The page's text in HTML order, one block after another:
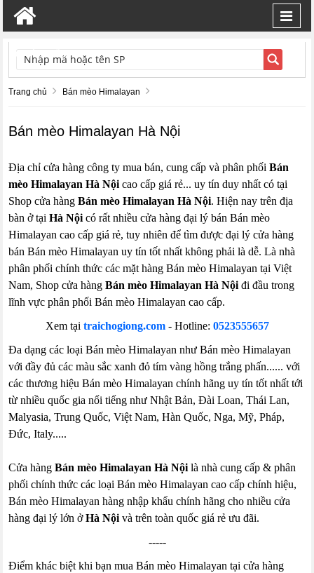
TÌM KIẾM
Trang chủ Bán mèo Himalayan
Bán mèo Himalayan Hà Nội
Địa chỉ cửa hàng công ty mua bán, cung cấp và phân phốiBán
mèo Himalayan Hà Nội cao cấp giá rẻ... uy tín duy nhất có tại
Shop cửa hàngBán mèo Himalayan Hà Nội. Hiện nay trên địa
bàn ở tạiHà Nội có rất nhiều cửa hàng đại lý bán Bán mèo
Himalayan cao cấp giá rẻ, tuy nhiên để tìm được đại lý cửa hàng
bán Bán mèo Himalayan uy tín tốt nhất không phải là dễ. Là nhà
phân phối chính thức các mặt hàng Bán mèo Himalayan tại Việt
Nam, Shop cửa hàngBán mèo Himalayan Hà Nội đi đầu trong
lĩnh vực phân phối Bán mèo Himalayan cao cấp.
Xem tại traichogiong.com- Hotline: 0523555657
Đa dạng các loại Bán mèo Himalayan như Bán mèo Himalayan
với đầy đủ các màu sắc xanh đỏ tím vàng hồng trắng phấn...... với
các thương hiệu Bán mèo Himalayan chính hãng uy tín tốt nhất tới
từ nhiều quốc gia nổi tiếng như Nhật Bản, Đài Loan, Thái Lan,
Malyasia, Trung Quốc, Việt Nam, Hàn Quốc, Nga, Mỹ, Pháp,
Đức, Italy.....
Cửa hàngBán mèo Himalayan Hà Nội là nhà cung cấp & phân
phối chính thức các loại Bán mèo Himalayan cao cấp chính hiệu,
Bán mèo Himalayan hàng nhập khẩu chính hãng cho nhiều cửa
hàng đại lý lớn ởHà Nội và trên toàn quốc giá rẻ ưu đãi.
-----
Điểm khác biệt khi bạn mua Bán mèo Himalayan tại cửa hàng